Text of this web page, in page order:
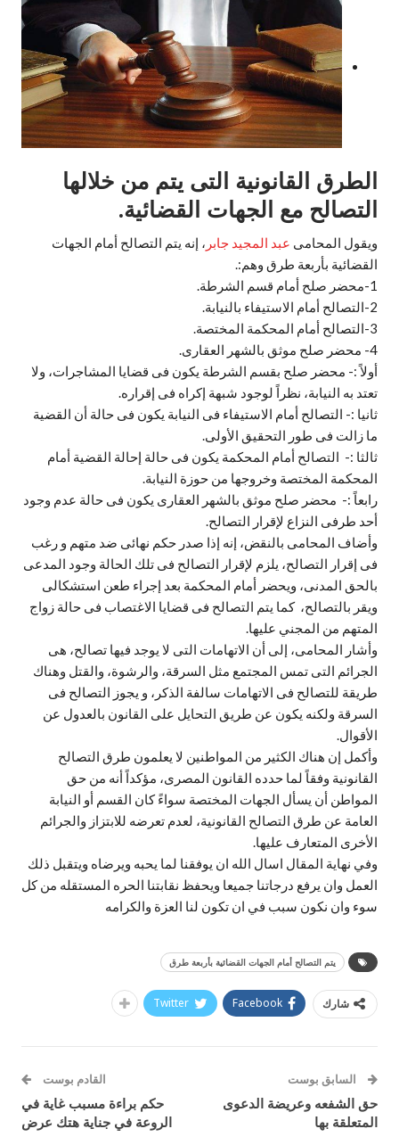
الطرق القانونية التى يتم من خلالها
التصالح مع الجهات القضائية.
ويقول المحامى عبد المجيد جابر ، إنه يتم التصالح أمام الجهات
القضائية بأربعة طرق وهم:.
1-محضر صلح أمام قسم الشرطة.
2-التصالح أمام الاستيفاء بالنيابة.
3-التصالح أمام المحكمة المختصة.
4- محضر صلح موثق بالشهر العقارى.
أولاً :- محضر صلح بقسم الشرطة يكون فى قضايا المشاجرات، ولا
تعتد به النيابة، نظراً لوجود شبهة إكراه فى إقراره.
ثانيا :- التصالح أمام الاستيفاء فى النيابة يكون فى حالة أن القضية
ما زالت فى طور التحقيق الأولى.
ثالثا :- التصالح أمام المحكمة يكون فى حالة إحالة القضية أمام
المحكمة المختصة وخروجها من حوزة النيابة.
رابعاً :- محضر صلح موثق بالشهر العقارى يكون فى حالة عدم وجود
أحد طرفى النزاع لإقرار التصالح.
وأضاف المحامى بالنقض، إنه إذا صدر حكم نهائى ضد متهم و رغب
فى إقرار التصالح، يلزم لإقرار التصالح فى تلك الحالة وجود المدعى
بالحق المدنى، ويحضر أمام المحكمة بعد إجراء طعن استشكالى
ويقر بالتصالح، كما يتم التصالح فى قضايا الاغتصاب فى حالة زواج
المتهم من المجني عليها.
وأشار المحامى، إلى أن الاتهامات التى لا يوجد فيها تصالح، هى
الجرائم التى تمس المجتمع مثل السرقة، والرشوة، والقتل وهناك
طريقة للتصالح فى الاتهامات سالفة الذكر، و يجوز التصالح فى
السرقة ولكنه يكون عن طريق التحايل على القانون بالعدول عن
الأقوال.
وأكمل إن هناك الكثير من المواطنين لا يعلمون طرق التصالح
القانونية وفقاً لما حدده القانون المصرى، مؤكداً أنه من حق
المواطن أن يسأل الجهات المختصة سواءً كان القسم أو النيابة
العامة عن طرق التصالح القانونية، لعدم تعرضه للابتزاز والجرائم
الأخرى المتعارف عليها.
وفي نهاية المقال اسال الله ان يوفقنا لما يحبه ويرضاه ويتقبل ذلك
العمل وان يرفع درجاتنا جميعا ويحفظ نقابتنا الحره المستقله من كل
سوء وان نكون سبب في ان تكون لنا العزة والكرامه
يتم التصالح أمام الجهات القضائية بأربعة طرق
شارك Facebook
Twitter
السابق بوست
حق الشفعه وعريضة الدعوى
المتعلقة بها
القادم بوست
حكم براءة مسبب غاية في
الروعة في جناية هتك عرض